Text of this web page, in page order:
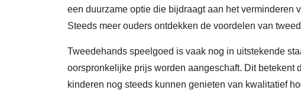
een duurzame optie die bijdraagt aan het verminderen
Steeds meer ouders ontdekken de voordelen van
Tweedehands speelgoed is vaak nog in uitstekende
oorspronkelijke prijs worden aangeschaft. Dit betekent
kinderen nog steeds kunnen genieten van kwalitatief